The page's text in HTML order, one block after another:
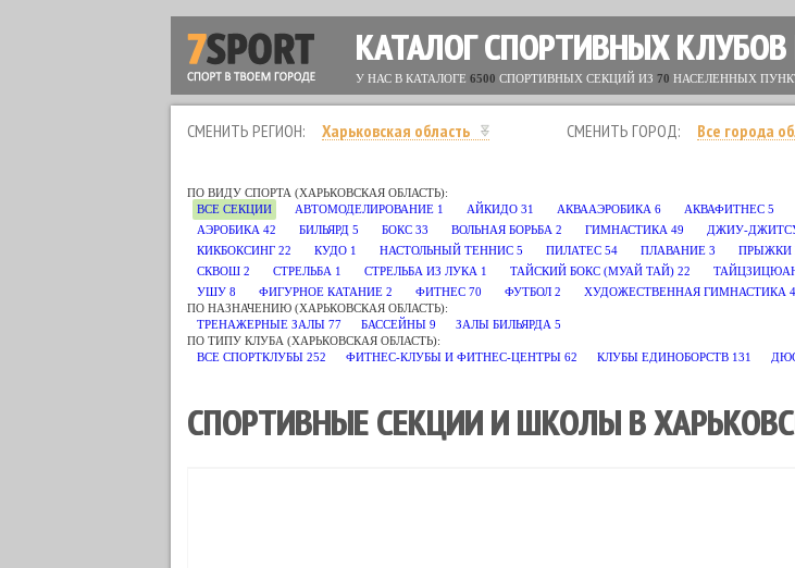
КАТАЛОГ СПОРТИВНЫХ
У НАС В КАТАЛОГЕ 6500 СПОРТИВНЫХ СЕКЦИЙ ИЗ 70 НАСЕЛЕННЫХ
СМЕНИТЬ РЕГИОН: Харьковская область СМЕНИТЬ ГОРОД: Все города
ПО ВИДУ СПОРТА (ХАРЬКОВСКАЯ ОБЛАСТЬ):
ВСЕ СЕКЦИИ
АВТОМОДЕЛИРОВАНИЕ 1 АЙКИДО 31 АКВААЭРОБИКА 6 АКВАФИТНЕС 5
АЭРОБИКА 42 БИЛЬЯРД 5 БОКС 33 ВОЛЬНАЯ БОРЬБА 2 ГИМНАСТИКА 49 ДЖИУ-
КИКБОКСИНГ 22 КУДО 1 НАСТОЛЬНЫЙ ТЕННИС 5 ПИЛАТЕС 54 ПЛАВАНИЕ 3 ПРЫЖКИ
СКВОШ 2 СТРЕЛЬБА 1 СТРЕЛЬБА ИЗ ЛУКА 1 ТАЙСКИЙ БОКС (МУАЙ ТАЙ) 22
УШУ 8 ФИГУРНОЕ КАТАНИЕ 2 ФИТНЕС 70 ФУТБОЛ 2 ХУДОЖЕСТВЕННАЯ ГИМНАСТИКА 4
ПО НАЗНАЧЕНИЮ (ХАРЬКОВСКАЯ ОБЛАСТЬ):
ТРЕНАЖЕРНЫЕ ЗАЛЫ 77 БАССЕЙНЫ 9 ЗАЛЫ БИЛЬЯРДА 5
ПО ТИПУ КЛУБА (ХАРЬКОВСКАЯ ОБЛАСТЬ):
ВСЕ СПОРТКЛУБЫ 252 ФИТНЕС-КЛУБЫ И ФИТНЕС-ЦЕНТРЫ 62 КЛУБЫ ЕДИНОБОРСТВ 131
СПОРТИВНЫЕ СЕКЦИИ И ШКОЛЫ В